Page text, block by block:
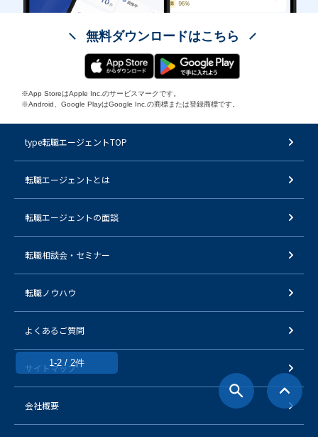
1-2 / 2件
無料ダウンロードはこちら
※App StoreはApple Inc.のサービスマークです。
※Android、Google PlayはGoogle Inc.の商標または登録商標です。
type転職エージェントTOP
転職エージェントとは
転職エージェントの面談
転職相談会・セミナー
転職ノウハウ
よくあるご質問
サイトマップ
会社概要